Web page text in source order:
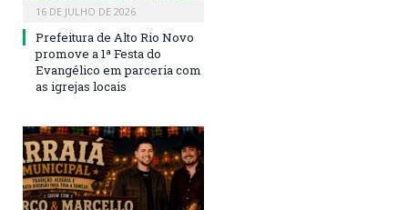
16 DE JULHO DE 2026
Prefeitura de Alto Rio Novo
promove a 1ª Festa do
Evangélico em parceria com
as igrejas locais